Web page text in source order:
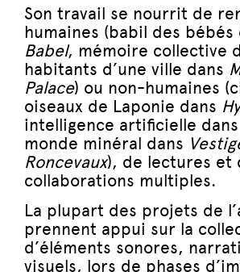
Son travail se nourrit de
humaines (babil des bébés
Babel, mémoire collective
habitants d’une ville dans
Palace) ou non-humaines
oiseaux de Laponie dans
intelligence artificielle dans
monde minéral dans
Roncevaux), de lectures et
collaborations multiples.
La plupart des projets de
prennent appui sur la
d’éléments sonores,
visuels, lors de phases